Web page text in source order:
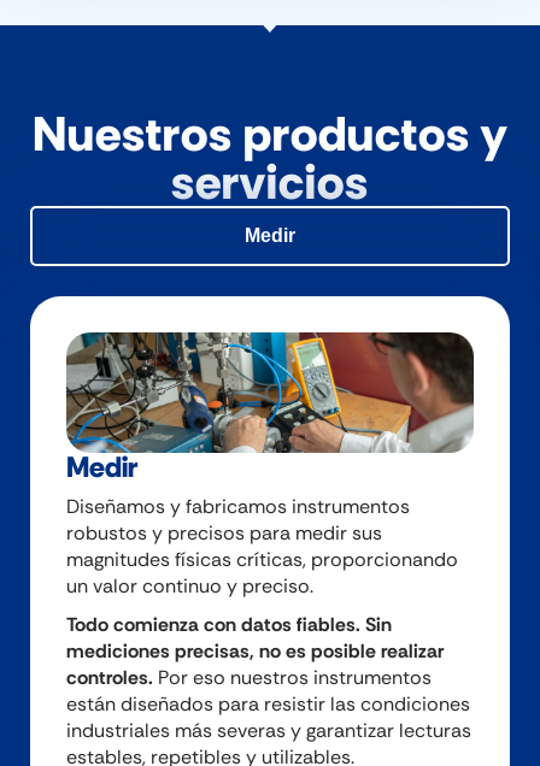
Nuestros productos y
servicios
Medir
Medir
Diseñamos y fabricamos instrumentos
robustos y precisos para medir sus
magnitudes físicas críticas, proporcionando
un valor continuo y preciso.
Todo comienza con datos fiables. Sin
mediciones precisas, no es posible realizar
controles. Por eso nuestros instrumentos
están diseñados para resistir las condiciones
industriales más severas y garantizar lecturas
estables, repetibles y utilizables.